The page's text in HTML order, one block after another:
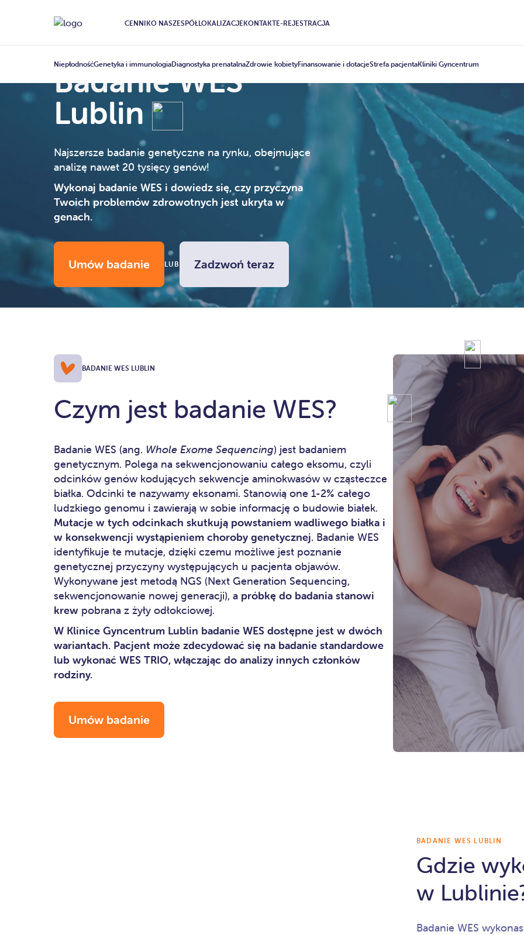
CENNIKO NASZESPÓŁLOKALIZACJEKONTAKTE-REJESTRACJA
NiepłodnośćGenetyka i immunologiaDiagnostyka prenatalnaZdrowie kobietyFinansowanie i dotacjeStrefa pacjentaKliniki Gyncentrum
Badanie WES
Lublin
Najszersze badanie genetyczne na rynku, obejmujące
analizę nawet 20 tysięcy genów!
Wykonaj badanie WES i dowiedz się, czy przyczyna
Twoich problemów zdrowotnych jest ukryta w
genach.
Umów badanie LUB Zadzwoń teraz
BADANIE WES LUBLIN
Czym jest badanie WES?
Badanie WES (ang. Whole Exome Sequencing) jest badaniem
genetycznym. Polega na sekwencjonowaniu całego eksomu, czyli
odcinków genów kodujących sekwencje aminokwasów w cząsteczce
białka. Odcinki te nazywamy eksonami. Stanowią one 1-2% całego
ludzkiego genomu i zawierają w sobie informację o budowie białek.
Mutacje w tych odcinkach skutkują powstaniem wadliwego białka i
w konsekwencji wystąpieniem choroby genetycznej. Badanie WES
identyfikuje te mutacje, dzięki czemu możliwe jest poznanie
genetycznej przyczyny występujących u pacjenta objawów.
Wykonywane jest metodą NGS (Next Generation Sequencing,
sekwencjonowanie nowej generacji), a próbkę do badania stanowi
krew pobrana z żyły odłokciowej.
W Klinice Gyncentrum Lublin badanie WES dostępne jest w dwóch
wariantach. Pacjent może zdecydować się na badanie standardowe
lub wykonać WES TRIO, włączając do analizy innych członków
rodziny.
Umów badanie
BADANIE WES LUBLIN
Gdzie
w
Badanie WES